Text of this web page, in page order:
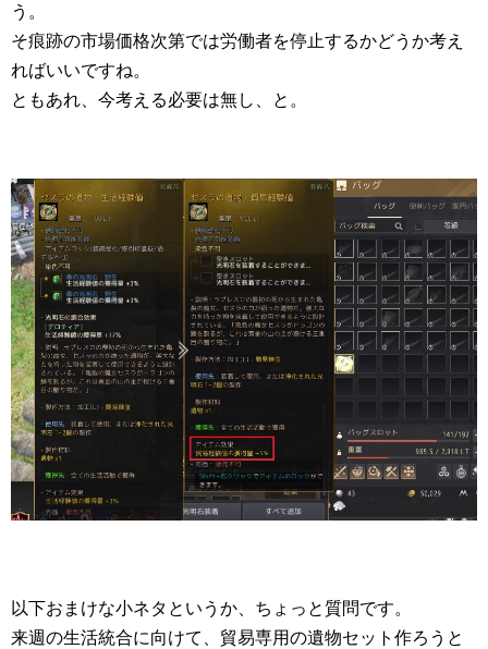
う。
そ痕跡の市場価格次第では労働者を停止するかどうか考え
ればいいですね。
ともあれ、今考える必要は無し、と。
以下おまけな小ネタというか、ちょっと質問です。
来週の生活統合に向けて、貿易専用の遺物セット作ろうと